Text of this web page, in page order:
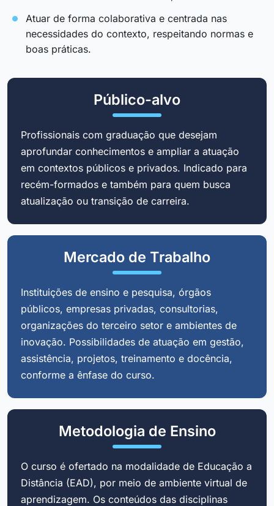
Atuar de forma colaborativa e centrada nas
necessidades do contexto, respeitando normas e
boas práticas.
Público-alvo
Profissionais com graduação que desejam
aprofundar conhecimentos e ampliar a atuação
em contextos públicos e privados. Indicado para
recém-formados e também para quem busca
atualização ou transição de carreira.
Mercado de Trabalho
Instituições de ensino e pesquisa, órgãos
públicos, empresas privadas, consultorias,
organizações do terceiro setor e ambientes de
inovação. Possibilidades de atuação em gestão,
assistência, projetos, treinamento e docência,
conforme a ênfase do curso.
Metodologia de Ensino
O curso é ofertado na modalidade de Educação a
Distância (EAD), por meio de ambiente virtual de
aprendizagem. Os conteúdos das disciplinas